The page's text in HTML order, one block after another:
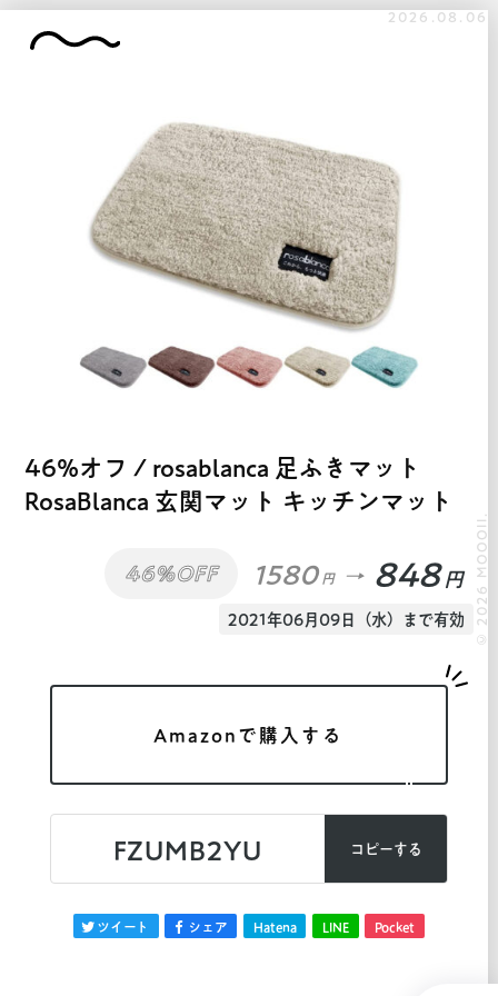
2026.08.06
46%オフ / rosablanca 足ふきマット
RosaBlanca 玄関マット キッチンマット
46%OFF 1580 円 848 円
2021年06月09日（水）まで有効
Amazonで購入する
FZUMB2YU コピーする
ツイート シェア Hatena LINE Pocket
© 2026 MOOOII.